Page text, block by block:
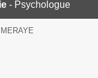
- Psychologue